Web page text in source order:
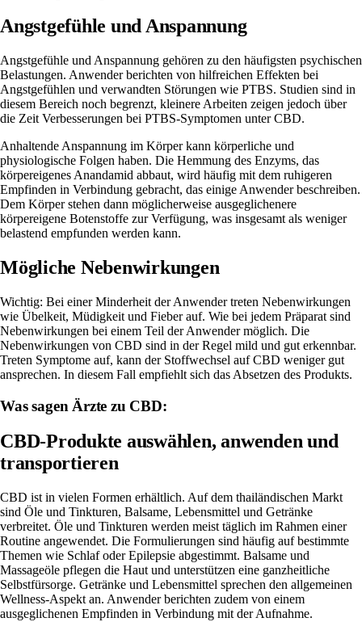
Angstgefühle und Anspannung
Angstgefühle und Anspannung gehören zu den häufigsten psychischen
Belastungen. Anwender berichten von hilfreichen Effekten bei
Angstgefühlen und verwandten Störungen wie PTBS. Studien sind in
diesem Bereich noch begrenzt, kleinere Arbeiten zeigen jedoch über
die Zeit Verbesserungen bei PTBS-Symptomen unter CBD.
Anhaltende Anspannung im Körper kann körperliche und
physiologische Folgen haben. Die Hemmung des Enzyms, das
körpereigenes Anandamid abbaut, wird häufig mit dem ruhigeren
Empfinden in Verbindung gebracht, das einige Anwender beschreiben.
Dem Körper stehen dann möglicherweise ausgeglichenere
körpereigene Botenstoffe zur Verfügung, was insgesamt als weniger
belastend empfunden werden kann.
Mögliche Nebenwirkungen
Wichtig: Bei einer Minderheit der Anwender treten Nebenwirkungen
wie Übelkeit, Müdigkeit und Fieber auf. Wie bei jedem Präparat sind
Nebenwirkungen bei einem Teil der Anwender möglich. Die
Nebenwirkungen von CBD sind in der Regel mild und gut erkennbar.
Treten Symptome auf, kann der Stoffwechsel auf CBD weniger gut
ansprechen. In diesem Fall empfiehlt sich das Absetzen des Produkts.
Was sagen Ärzte zu CBD:
CBD-Produkte auswählen, anwenden und
transportieren
CBD ist in vielen Formen erhältlich. Auf dem thailändischen Markt
sind Öle und Tinkturen, Balsame, Lebensmittel und Getränke
verbreitet. Öle und Tinkturen werden meist täglich im Rahmen einer
Routine angewendet. Die Formulierungen sind häufig auf bestimmte
Themen wie Schlaf oder Epilepsie abgestimmt. Balsame und
Massageöle pflegen die Haut und unterstützen eine ganzheitliche
Selbstfürsorge. Getränke und Lebensmittel sprechen den allgemeinen
Wellness-Aspekt an. Anwender berichten zudem von einem
ausgeglichenen Empfinden in Verbindung mit der Aufnahme.